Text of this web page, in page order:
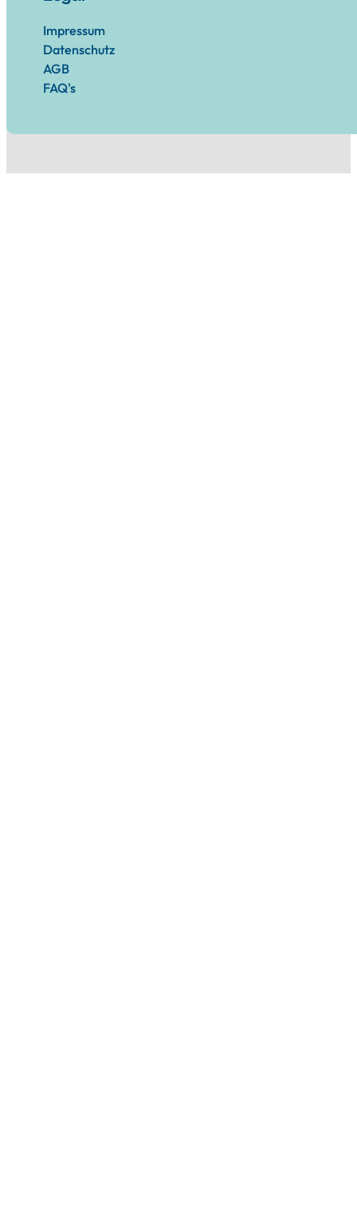
Impressum
Datenschutz
AGB
FAQ's